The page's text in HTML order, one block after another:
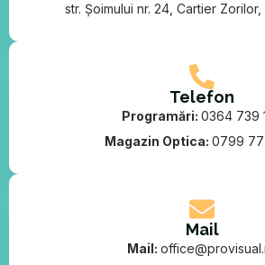
str. Șoimului nr. 24, Cartier
Telefon
Programări: 0364 739
Magazin Optica: 0799
Mail
Mail: